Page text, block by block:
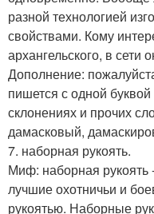
разной технологией
свойствами. Кому
архангельского, в сети
Дополнение:
пишется с одной
склонениях и прочих
дамасковый,
7. наборная рукоять.
Миф: наборная
лучшие охотничьи и
рукоятью. Наборные